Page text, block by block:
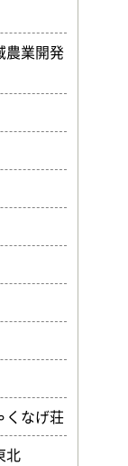
農業開発
くなげ荘
北